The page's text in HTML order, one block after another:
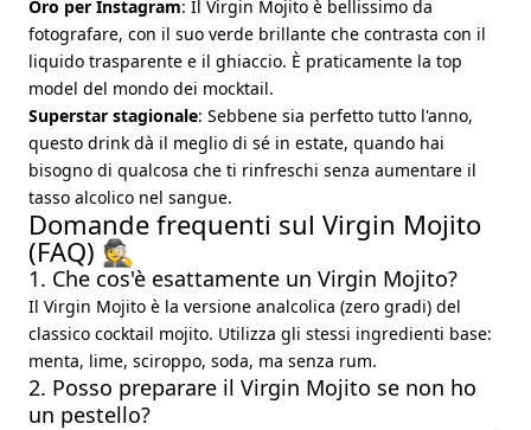
Oro per Instagram: Il Virgin Mojito è bellissimo da
fotografare, con il suo verde brillante che contrasta con il
liquido trasparente e il ghiaccio. È praticamente la top
model del mondo dei mocktail.
Superstar stagionale: Sebbene sia perfetto tutto l'anno,
questo drink dà il meglio di sé in estate, quando hai
bisogno di qualcosa che ti rinfreschi senza aumentare il
tasso alcolico nel sangue.
Domande frequenti sul Virgin Mojito
(FAQ) 🕵️
1. Che cos'è esattamente un Virgin Mojito?
Il Virgin Mojito è la versione analcolica (zero gradi) del
classico cocktail mojito. Utilizza gli stessi ingredienti base:
menta, lime, sciroppo, soda, ma senza rum.
2. Posso preparare il Virgin Mojito se non ho
un pestello?